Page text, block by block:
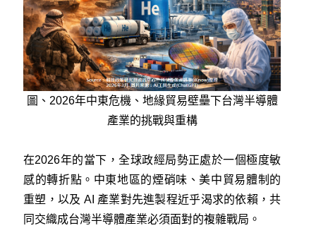
圖、2026年中東危機、地緣貿易壁壘下台灣半導體
產業的挑戰與重構
在2026年的當下，全球政經局勢正處於一個極度敏
感的轉折點。中東地區的煙硝味、美中貿易體制的
重塑，以及 AI 產業對先進製程近乎渴求的依賴，共
同交織成台灣半導體產業必須面對的複雜戰局。